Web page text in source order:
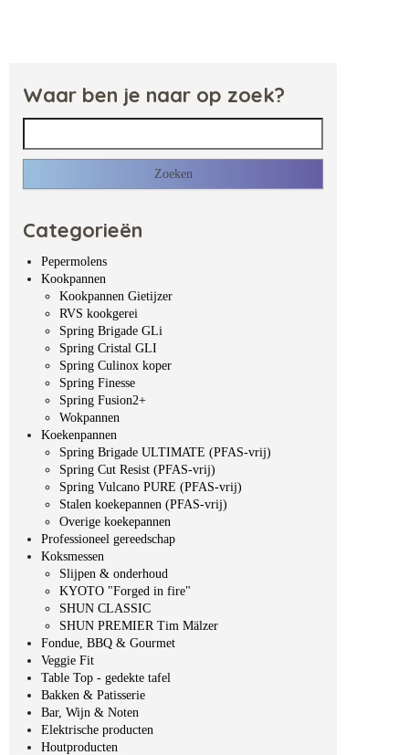
Waar ben je naar op zoek?
Zoeken naar:
Categorieën
Pepermolens
Kookpannen
Kookpannen Gietijzer
RVS kookgerei
Spring Brigade GLi
Spring Cristal GLI
Spring Culinox koper
Spring Finesse
Spring Fusion2+
Wokpannen
Koekenpannen
Spring Brigade ULTIMATE (PFAS-vrij)
Spring Cut Resist (PFAS-vrij)
Spring Vulcano PURE (PFAS-vrij)
Stalen koekepannen (PFAS-vrij)
Overige koekepannen
Professioneel gereedschap
Koksmessen
Slijpen & onderhoud
KYOTO "Forged in fire"
SHUN CLASSIC
SHUN PREMIER Tim Mälzer
Fondue, BBQ & Gourmet
Veggie Fit
Table Top - gedekte tafel
Bakken & Patisserie
Bar, Wijn & Noten
Elektrische producten
Houtproducten